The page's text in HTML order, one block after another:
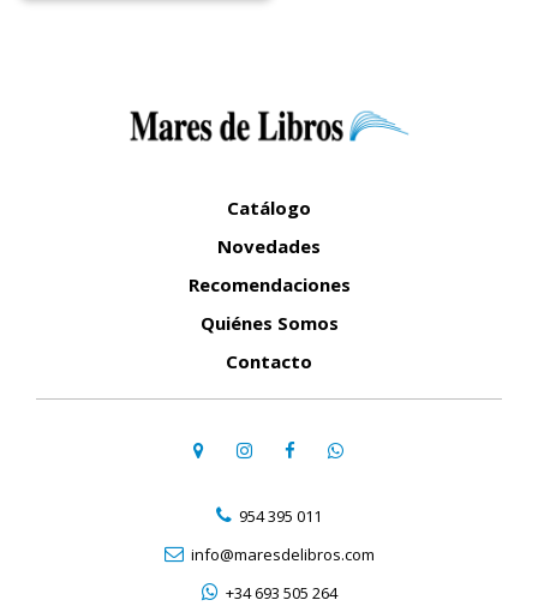
Catálogo
Novedades
Recomendaciones
Quiénes Somos
Contacto
954 395 011
info@maresdelibros.com
+34 693 505 264